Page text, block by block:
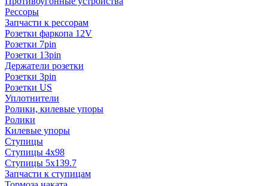
Рессоры
Запчасти к рессорам
Розетки фаркопа 12V
Розетки 7pin
Розетки 13pin
Держатели розетки
Розетки 3pin
Розетки US
Уплотнители
Ролики, килевые упоры
Ролики
Килевые упоры
Ступицы
Ступицы 4x98
Ступицы 5x139.7
Запчасти к ступицам